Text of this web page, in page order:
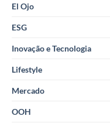
El Ojo
ESG
Inovação e Tecnologia
Lifestyle
Mercado
OOH